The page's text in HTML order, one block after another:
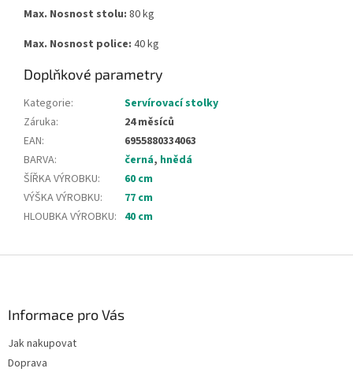
Max. Nosnost stolu: 80 kg
Max. Nosnost police: 40 kg
Doplňkové parametry
Kategorie:
Servírovací stolky
Záruka:
24 měsíců
EAN:
6955880334063
BARVA: černá, hnědá
ŠÍŘKA VÝROBKU:
60 cm
VÝŠKA VÝROBKU:
77 cm
HLOUBKA VÝROBKU: 40 cm
Informace pro Vás
Jak nakupovat
Doprava